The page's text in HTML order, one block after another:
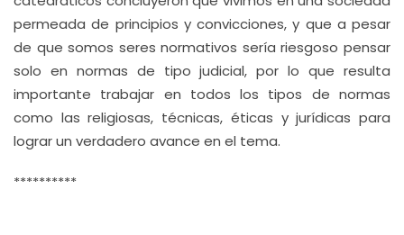
permeada de principios y convicciones, y que a pesar
de que somos seres normativos sería riesgoso pensar
solo en normas de tipo judicial, por lo que resulta
importante trabajar en todos los tipos de normas
como las religiosas, técnicas, éticas y jurídicas para
lograr un verdadero avance en el tema.
**********